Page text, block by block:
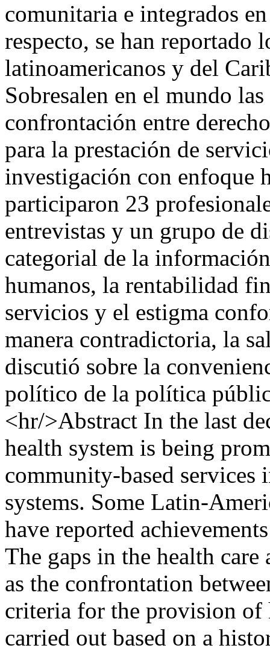
comunitaria e integrados
respecto, se han reportado
latinoamericanos y del
Sobresalen en el mundo
confrontación entre
para la prestación de
investigación con enfoque
participaron 23
entrevistas y un grupo de
categorial de la
humanos, la rentabilidad
servicios y el estigma
manera contradictoria, la
discutió sobre la
político de la política
<hr/>Abstract In the last
health system is being
community-based services
systems. Some Latin-
have reported
The gaps in the health
as the confrontation
criteria for the provision of
carried out based on a